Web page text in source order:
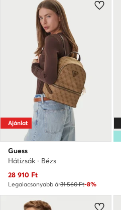
Ajánlat
Guess
Hátizsák · Bézs
Aktuális ár
28 910 Ft
Legalacsonyabb ár31 560 Ft-8%